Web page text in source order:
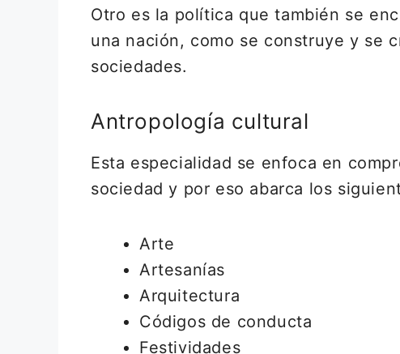
Otro es la política que también se
una nación, como se construye y se
sociedades.
Antropología cultural
Esta especialidad se enfoca en
sociedad y por eso abarca los
Arte
Artesanías
Arquitectura
Códigos de conducta
Festividades